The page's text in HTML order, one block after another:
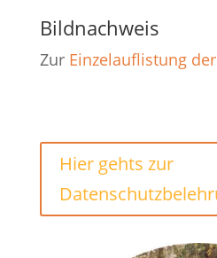
Bildnachweis
Zur Einzelauflistung
Hier gehts zur